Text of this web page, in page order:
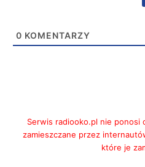
0 KOMENTARZY
Serwis radiooko.pl nie ponosi
zamieszczane przez
które je